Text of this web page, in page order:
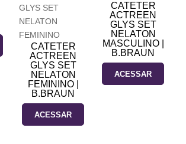
CATETER
ACTREEN
GLYS SET
NELATON
FEMININO |
B.BRAUN
ACESSAR
CATETER
ACTREEN
GLYS SET
NELATON
MASCULINO |
B.BRAUN
ACESSAR